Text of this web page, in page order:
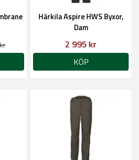
Härkila Aspire HWS Byxor,
Dam
2 995 kr
KÖP